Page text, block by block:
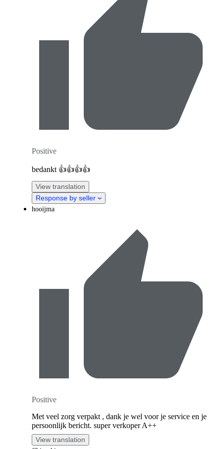
Positive
bedankt 👍👍👍👍
View translation
Response by seller
hooijma
Positive
Met veel zorg verpakt , dank je wel voor je service en je
persoonlijk bericht. super verkoper A++
View translation